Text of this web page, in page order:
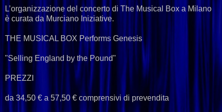
L’organizzazione del concerto di The Musical Box a Milano
è curata da Murciano Iniziative.
THE MUSICAL BOX Performs Genesis
"Selling England by the Pound"
PREZZI
da 34,50 € a 57,50 € comprensivi di prevendita